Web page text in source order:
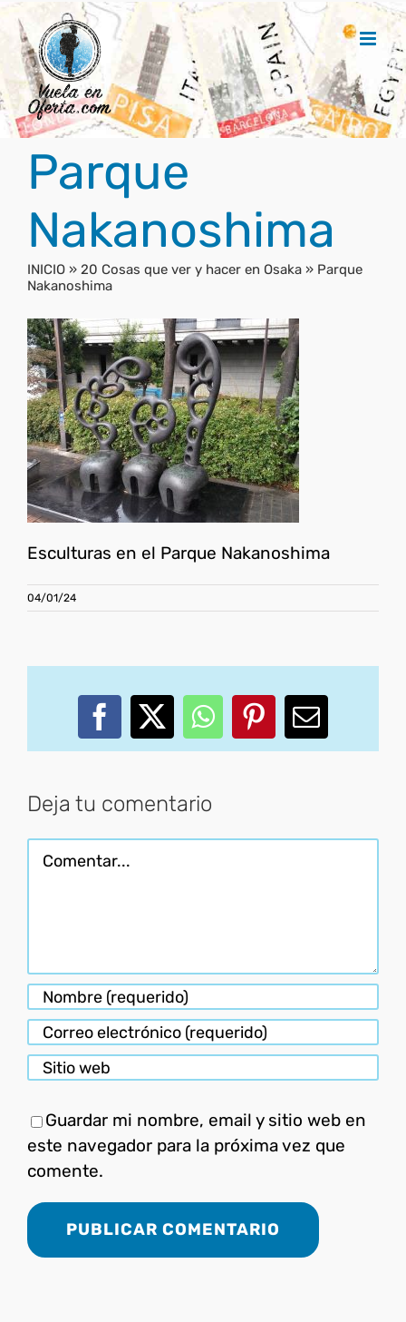
Saltar
contenido
Parque
Nakanoshima
INICIO » 20 Cosas que ver y hacer en Osaka » Parque
Nakanoshima
Esculturas en el Parque Nakanoshima
04/01/24
Facebook
X WhatsApp
PinterestCorreo
Deja tu comentario
Comentar
Guardar mi nombre, email y sitio web en
este navegador para la próxima vez que
comente.